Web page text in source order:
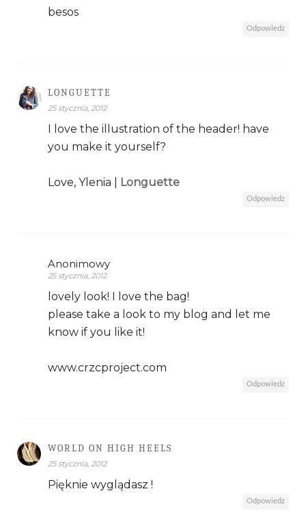
besos
Odpowiedz
LONGUETTE
25 stycznia, 2012
I love the illustration of the header! have
you make it yourself?
Love, Ylenia | Longuette
Odpowiedz
Anonimowy
25 stycznia, 2012
lovely look! I love the bag!
please take a look to my blog and let me
know if you like it!
www.crzcproject.com
Odpowiedz
WORLD ON HIGH HEELS
25 stycznia, 2012
Pięknie wyglądasz !
Odpowiedz